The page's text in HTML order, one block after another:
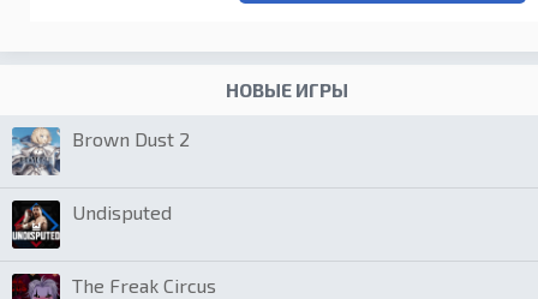
НОВЫЕ ИГРЫ
Brown Dust 2
Undisputed
The Freak Circus